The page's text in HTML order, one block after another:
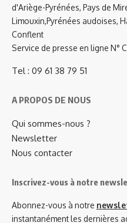
d'Ariège-Pyrénées, Pays de
Limouxin,Pyrénées audoises,
Conflent
Service de presse en ligne N°
Tel : 09 61 38 79 51
A PROPOS DE NOUS
Qui sommes-nous ?
Newsletter
Nous contacter
Inscrivez-vous à notre
Abonnez-vous à notre
instantanément les dernières